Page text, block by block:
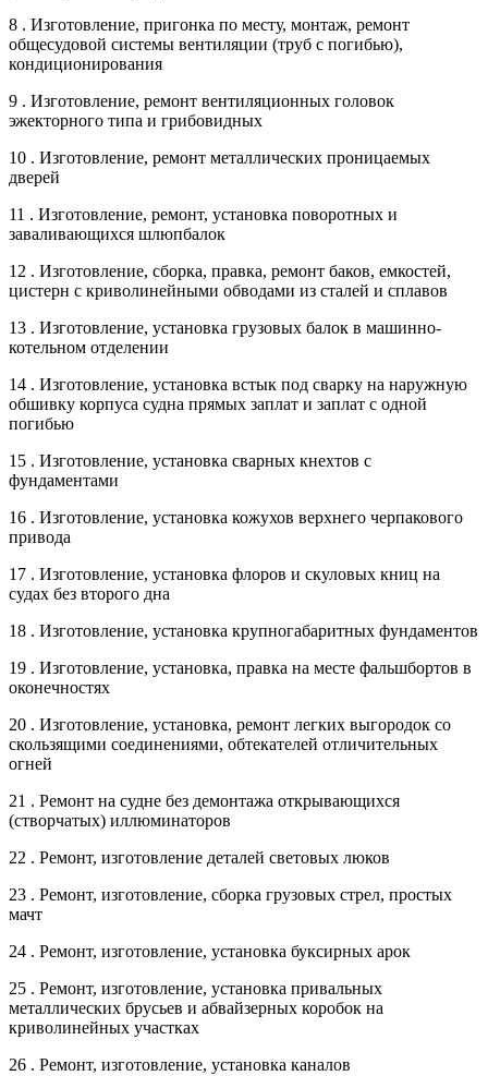
8 . Изготовление, пригонка по месту, монтаж, ремонт
общесудовой системы вентиляции (труб с погибью),
кондиционирования
9 . Изготовление, ремонт вентиляционных головок
эжекторного типа и грибовидных
10 . Изготовление, ремонт металлических проницаемых
дверей
11 . Изготовление, ремонт, установка поворотных и
заваливающихся шлюпбалок
12 . Изготовление, сборка, правка, ремонт баков, емкостей,
цистерн с криволинейными обводами из сталей и сплавов
13 . Изготовление, установка грузовых балок в машинно-
котельном отделении
14 . Изготовление, установка встык под сварку на наружную
обшивку корпуса судна прямых заплат и заплат с одной
погибью
15 . Изготовление, установка сварных кнехтов с
фундаментами
16 . Изготовление, установка кожухов верхнего черпакового
привода
17 . Изготовление, установка флоров и скуловых книц на
судах без второго дна
18 . Изготовление, установка крупногабаритных фундаментов
19 . Изготовление, установка, правка на месте фальшбортов в
оконечностях
20 . Изготовление, установка, ремонт легких выгородок со
скользящими соединениями, обтекателей отличительных
огней
21 . Ремонт на судне без демонтажа открывающихся
(створчатых) иллюминаторов
22 . Ремонт, изготовление деталей световых люков
23 . Ремонт, изготовление, сборка грузовых стрел, простых
мачт
24 . Ремонт, изготовление, установка буксирных арок
25 . Ремонт, изготовление, установка привальных
металлических брусьев и абвайзерных коробок на
криволинейных участках
26 . Ремонт, изготовление, установка каналов